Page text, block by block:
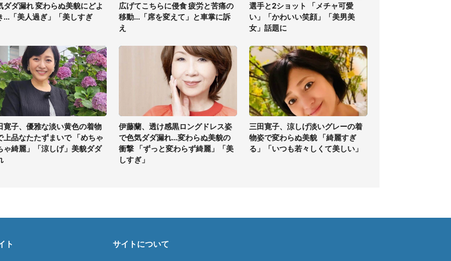
ダダ漏れ 変わらぬ美貌にどよ
...「美人過ぎ」「美しすぎ
広げてこちらに侵食 疲労と苦痛の
移動...「席を変えて」と車掌に訴
え
選手と2ショット 「メチャ可愛
い」「かわいい笑顔」「美男美
女」話題に
寛子、優雅な淡い黄色の着物
上品なたたずまいで 「めちゃ
ゃ綺麗」「涼しげ」美貌ダダ
伊藤蘭、透け感黒ロングドレス姿
で色気ダダ漏れ...変わらぬ美貌の
衝撃 「ずっと変わらず綺麗」「美
しすぎ」
三田寛子、涼しげ淡いグレーの着
物姿で変わらぬ美貌 「綺麗すぎ
る」「いつも若々しくて美しい」
ト サイトについて